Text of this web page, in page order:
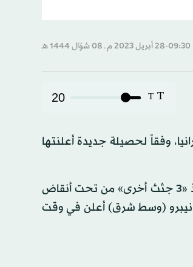
T
T
20
وفقاً لحصيلة جديدة أعلنتها
في مدينة أومان (وسط البلاد) «ارتفع عدد القتلى» إلى 10 أشخاص، بعدما أخرج عناصر الإنقاذ «3 جثث أخرى» من تحت أنقاض
دنيبرو (وسط شرق) أعلن في وقت